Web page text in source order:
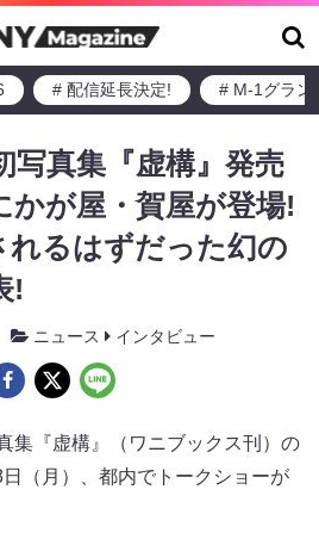
# 配信延長決定! # M-1グラン
写真集『虚構』発売
かが屋・賀屋が登場!
れるはずだった幻の
!
ニュース インタビュー
集『虚構』（ワニブックス刊）の
（月）、都内でトークショーが